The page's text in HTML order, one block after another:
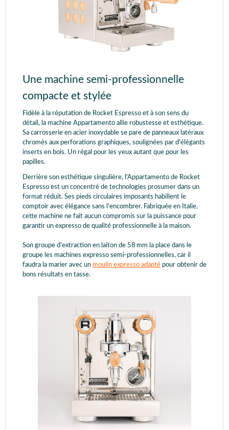
Une machine semi-professionnelle
compacte et stylée
Fidèle à la réputation de Rocket Espresso et à son sens du
détail, la machine Appartamento allie robustesse et esthétique.
Sa carrosserie en acier inoxydable se pare de panneaux latéraux
chromés aux perforations graphiques, soulignées par d'élégants
inserts en bois. Un régal pour les yeux autant que pour les
papilles.
Derrière son esthétique singulière, l'Appartamento de Rocket
Espresso est un concentré de technologies prosumer dans un
format réduit. Ses pieds circulaires imposants habillent le
comptoir avec élégance sans l'encombrer. Fabriquée en Italie,
cette machine ne fait aucun compromis sur la puissance pour
garantir un expresso de qualité professionnelle à la maison.
Son groupe d'extraction en laiton de 58 mm la place dans le
groupe les machines expresso semi-professionnelles, car il
faudra la marier avec un moulin expresso adapté pour obtenir de
bons résultats en tasse.